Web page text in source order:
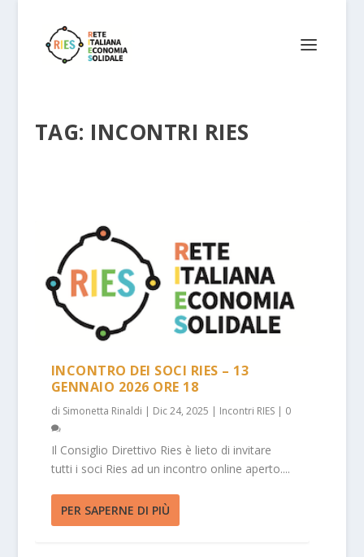
TAG: INCONTRI RIES
INCONTRO DEI SOCI RIES – 13
GENNAIO 2026 ORE 18
di Simonetta Rinaldi | Dic 24, 2025 | Incontri RIES| 0
Il Consiglio Direttivo Ries è lieto di invitare
tutti i soci Ries ad un incontro online aperto....
PER SAPERNE DI PIÙ